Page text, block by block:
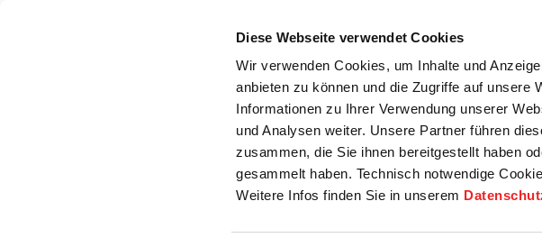
Diese Webseite verwendet Cookies
Wir verwenden Cookies, um Inhalte und
anbieten zu können und die Zugriffe auf unsere
Informationen zu Ihrer Verwendung unserer
und Analysen weiter. Unsere Partner führen
zusammen, die Sie ihnen bereitgestellt haben
gesammelt haben. Technisch notwendige
Weitere Infos finden Sie in unserem
Startseite
Bürgerservice Rats- / Bürgerinfo Wirtschaft /